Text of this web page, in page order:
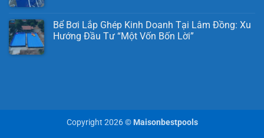
Bể Bơi Lắp Ghép Kinh Doanh Tại Lâm Đồng: Xu
Hướng Đầu Tư “Một Vốn Bốn Lời”
Copyright 2026 © Maisonbestpools